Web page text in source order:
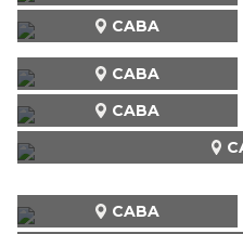
CABA
CABA
CABA
CABA